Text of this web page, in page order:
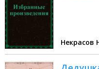
Некрасов